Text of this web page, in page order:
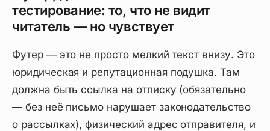
тестирование: то, что не видит
читатель — но чувствует
Футер — это не просто мелкий текст внизу. Это
юридическая и репутационная подушка. Там
должна быть ссылка на отписку (обязательно
— без неё письмо нарушает законодательство
о рассылках), физический адрес отправителя, и